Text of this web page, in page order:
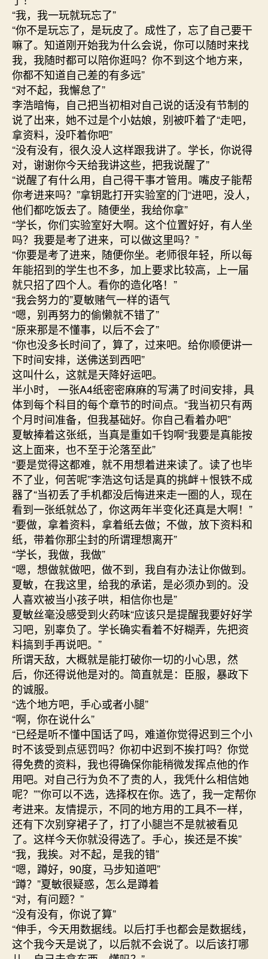
“我，我一玩就玩忘了”
“你不是玩忘了，是玩皮了。成性了，忘了自己要干
嘛了。知道刚开始我为什么会说，你可以随时来找
我，我随时都可以陪你逛吗？你不到这个地方来，
你都不知道自己差的有多远”
“对不起，我懈怠了”
李浩暗悔，自己把当初相对自己说的话没有节制的
说了出来，她不过是个小姑娘，别被吓着了“走吧，
拿资料，没吓着你吧”
“没有没有，很久没人这样跟我讲了。学长，你说得
对，谢谢你今天给我讲这些，把我说醒了”
“说醒了有什么用，自己得干事才管用。嘴皮子能帮
你考进来吗？”拿钥匙打开实验室的门“进吧，没人，
他们都吃饭去了。随便坐，我给你拿”
“学长，你们实验室好大啊。这个位置好好，有人坐
吗？我要是考了进来，可以做这里吗？”
“你要是考了进来，随便你坐。老师很年轻，所以每
年能招到的学生也不多，加上要求比较高，上一届
就只招了四个人。看你的造化咯！”
“我会努力的”夏敏赌气一样的语气
“嗯，别再努力的偷懒就不错了”
“原来那是不懂事，以后不会了”
“你也没多长时间了，算了，过来吧。给你顺便讲一
下时间安排，送佛送到西吧”
这叫什么，这就是天降好运吧。
半小时， 一张A4纸密密麻麻的写满了时间安排，具
体到每个科目的每个章节的时间点。“我当初只有两
个月时间准备，但我基础好。你自己看着办吧”
夏敏捧着这张纸，当真是重如千钧啊“我要是真能按
这上面来，也不至于沦落至此”
“要是觉得这都难，就不用想着进来读了。读了也毕
不了业，何苦呢”李浩这句话是真的挑衅＋恨铁不成
器了“当初丢了手机都没后悔进来走一圈的人，现在
看到一张纸就怂了，你这两年半变化还真是大啊！”
“要做，拿着资料，拿着纸去做；不做，放下资料和
纸，带着你那尘封的所谓理想离开”
“学长，我做，我做”
“嗯，想做就做吧，做不到，我自有办法让你做到。
夏敏，在我这里，给我的承诺，是必须办到的。没
人喜欢被当小孩子哄，相信你也是”
夏敏丝毫没感受到火药味“应该只是提醒我要好好学
习吧，别辜负了。学长确实看着不好糊弄，先把资
料搞到手再说吧。”
所谓天敌，大概就是能打破你一切的小心思，然
后，你还得说他是对的。简直就是：臣服，暴政下
的诚服。
“选个地方吧，手心或者小腿”
“啊，你在说什么”
“已经是听不懂中国话了吗，难道你觉得迟到三个小
时不该受到点惩罚吗？你初中迟到不挨打吗？你觉
得免费的资料，我也得确保你能稍微发挥点他的作
用吧。对自己行为负不了责的人，我凭什么相信她
呢？””你可以不选，选择权在你。选了，我一定帮你
考进来。友情提示，不同的地方用的工具不一样，
还有下次别穿裙子了，打了小腿岂不是就被看见
了。这样今天你就没得选了。手心，挨还是不挨”
“我，我挨。对不起，是我的错”
“嗯，蹲好，90度，马步知道吧”
“蹲？”夏敏很疑惑，怎么是蹲着
“对，有问题？”
“没有没有，你说了算”
“伸手，今天用数据线。以后打手也都会是数据线，
这个我今天是说了，以后就不会说了。以后该打哪